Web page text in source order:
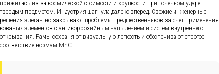
прижилась из-за космической стоимости и хрупкости при точечном ударе
твердым предметом. Индустрия шагнула далеко вперед. Свежие инженерные
решения элегантно закрывают проблемы предшественников за счет применения
кованых элементов с антикоррозийным напылением и систем внутреннего
открывания. Рамы сохраняют визуальную легкость и обеспечивают строгое
соответствие нормам МЧС.